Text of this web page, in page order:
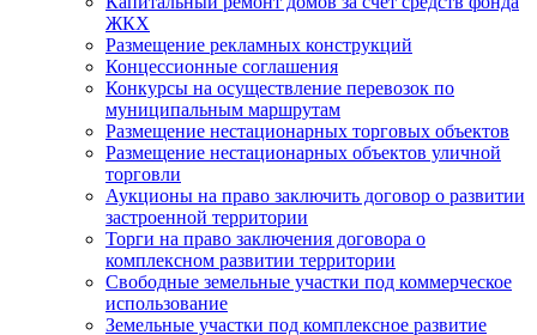
ЖКХ
Размещение рекламных конструкций
Концессионные соглашения
Конкурсы на осуществление перевозок по
муниципальным маршрутам
Размещение нестационарных торговых объектов
Размещение нестационарных объектов уличной
торговли
Аукционы на право заключить договор о развитии
застроенной территории
Торги на право заключения договора о
комплексном развитии территории
Свободные земельные участки под коммерческое
использование
Земельные участки под комплексное развитие